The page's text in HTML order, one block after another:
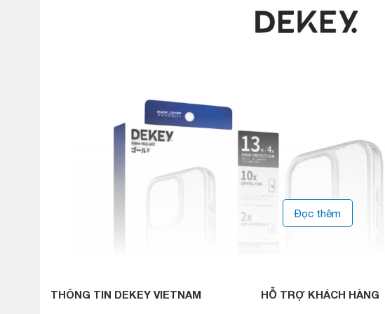
Đọc thêm
THÔNG TIN DEKEY VIETNAM HỖ TRỢ KHÁCH HÀNG